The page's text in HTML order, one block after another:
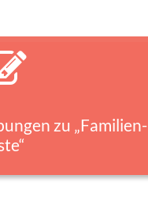
zu „Familien­